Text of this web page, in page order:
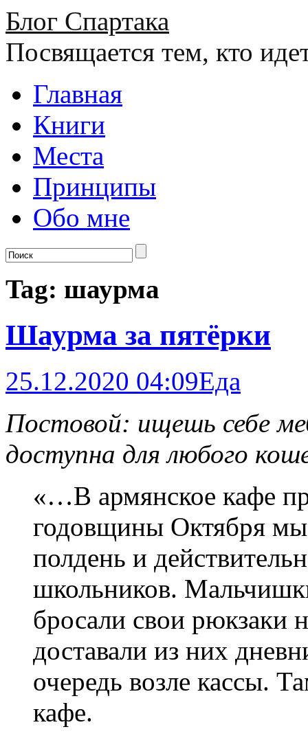
Блог Спартака
Посвящается тем, кто
Главная
Книги
Места
Принципы
Обо мне
Tag: шаурма
Шаурма за пятёрки
25.12.2020 04:09Еда
Постовой: ищешь себе
доступна для любого
«…В армянское кафе
годовщины Октября мы
полдень и
школьников.
бросали свои рюкзаки
доставали из них
очередь возле кассы.
кафе.